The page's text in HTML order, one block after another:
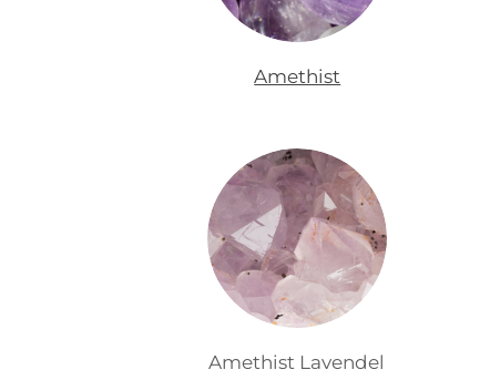
Amethist
Amethist Lavendel